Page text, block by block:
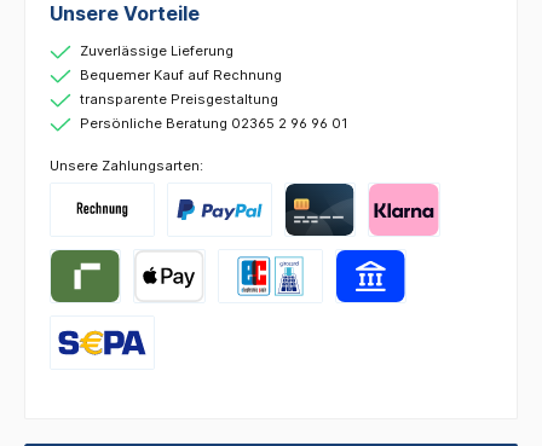
Unsere Vorteile
Zuverlässige Lieferung
Bequemer Kauf auf Rechnung
transparente Preisgestaltung
Persönliche Beratung 02365 2 96 96 01
Unsere Zahlungsarten: